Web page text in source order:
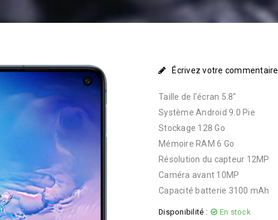
Écrivez votre commentaire
Taille de l’écran 5.8″
Système Android 9.0 Pie
Stockage 128 Go
Mémoire RAM 6 Go
Résolution du capteur 12MP
Caméra avant 10MP
Capacité batterie 3100 mAh
Disponibilité : En stock